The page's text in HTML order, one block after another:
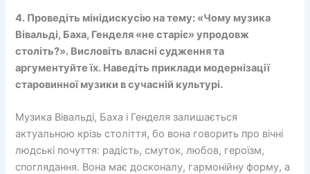
4. Проведіть мінідискусію на тему: «Чому музика
Вівальді, Баха, Генделя «не старіє» упродовж
століть?». Висловіть власні судження та
аргументуйте їх. Наведіть приклади модернізації
старовинної музики в сучасній культурі.
Музика Вівальді, Баха і Генделя залишається
актуальною крізь століття, бо вона говорить про вічні
людські почуття: радість, смуток, любов, героїзм,
споглядання. Вона має досконалу, гармонійну форму, а